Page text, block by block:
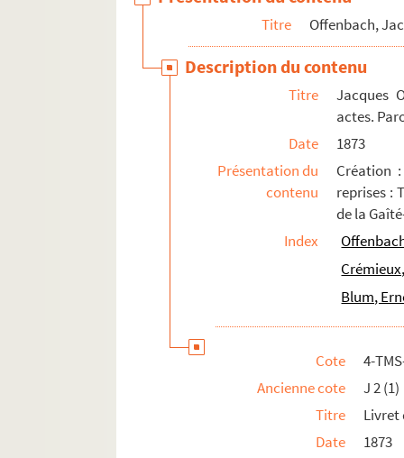
Perrin, Jules (1839-1911)
Perronnet, Joanni (1855-1900)
Pessard, Émile (1843-1917)
Planquette, Robert (1848-1903)
Ponchielli, Amilcare (1834-1886)
Potier, Henri (1816-1878)
Pouget, Léo (1875-1930)
Puccini, Giacomo (1858-1924)
Titre Offenbach,
Description du contenu
Titre
Jacques
actes.
Date
1873
Présentation du
contenu
Création
reprises :
de la
Index
Blum,
Cote
4-
Ancienne cote
J 2 (1)
Titre
Livret
Date
1873